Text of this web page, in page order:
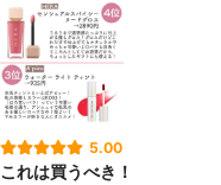
5.00
これは買うべき！